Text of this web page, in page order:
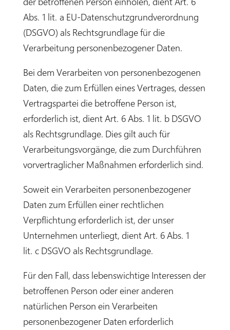
Abs. 1 lit. a EU-Datenschutzgrundverordnung
(DSGVO) als Rechtsgrundlage für die
Verarbeitung personenbezogener Daten.
Bei dem Verarbeiten von personenbezogenen
Daten, die zum Erfüllen eines Vertrages, dessen
Vertragspartei die betroffene Person ist,
erforderlich ist, dient Art. 6 Abs. 1 lit. b DSGVO
als Rechtsgrundlage. Dies gilt auch für
Verarbeitungsvorgänge, die zum Durchführen
vorvertraglicher Maßnahmen erforderlich sind.
Soweit ein Verarbeiten personenbezogener
Daten zum Erfüllen einer rechtlichen
Verpflichtung erforderlich ist, der unser
Unternehmen unterliegt, dient Art. 6 Abs. 1
lit. c DSGVO als Rechtsgrundlage.
Für den Fall, dass lebenswichtige Interessen der
betroffenen Person oder einer anderen
natürlichen Person ein Verarbeiten
personenbezogener Daten erforderlich